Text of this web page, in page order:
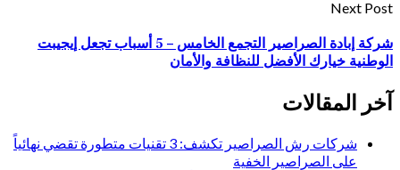
Next Post
شركة إبادة الصراصير التجمع الخامس – 5 أسباب تجعل إيجيبت
الوطنية خيارك الأفضل للنظافة والأمان
آخر المقالات
شركات رش الصراصير تكشف: 3 تقنيات متطورة تقضي نهائياً
على الصراصير الخفية